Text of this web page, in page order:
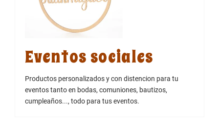
Eventos sociales
Productos personalizados y con distencion para tu
eventos tanto en bodas, comuniones, bautizos,
cumpleaños..., todo para tus eventos.